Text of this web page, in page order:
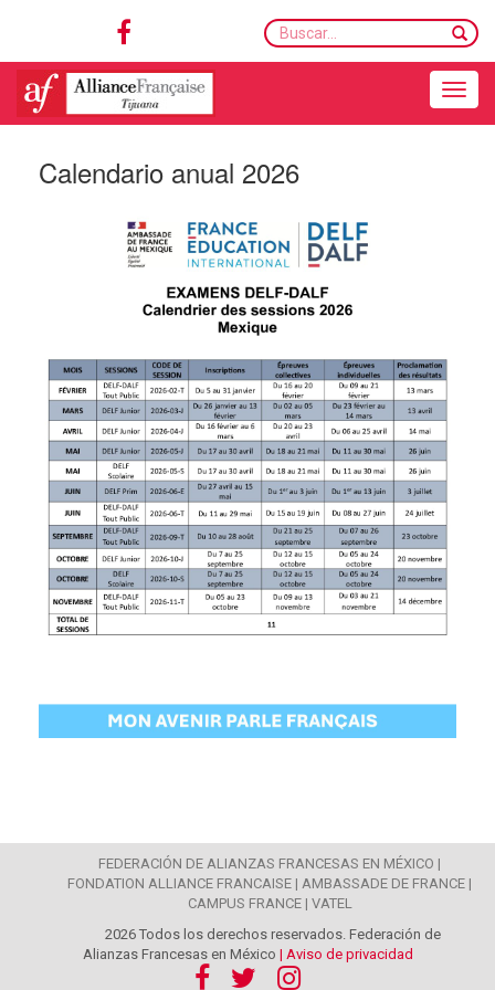
Buscar...
Calendario anual 2026
FEDERACIÓN DE ALIANZAS FRANCESAS EN MÉXICO |
FONDATION ALLIANCE FRANCAISE | AMBASSADE DE FRANCE |
CAMPUS FRANCE | VATEL
2026 Todos los derechos reservados. Federación de
Alianzas Francesas en México | Aviso de privacidad